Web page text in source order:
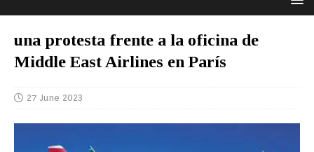
una protesta frente a la oficina de
Middle East Airlines en París
27 June 2023